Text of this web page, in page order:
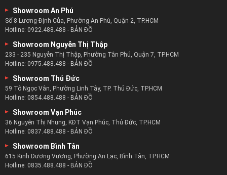
Showroom An Phú
Số 8 Lương Định Của, Phường An Phú, Quận 2, TP.HCM
Hotline: 0922.488.488 - BẢN ĐỒ
Showroom Nguyễn Thị Thập
233 - 235 Nguyễn Thị Thập, Phường Tân Phú, Quận 7, TP.HCM
Hotline: 0975.488.488 - BẢN ĐỒ
Showroom Thủ Đức
59 Tô Ngọc Vân, Phường Linh Tây, TP. Thủ Đức, TP.HCM
Hotline: 0854.488.488 - BẢN ĐỒ
Showroom Vạn Phúc
36 Nguyễn Thị Nhung, KĐT Vạn Phúc, Thủ Đức, TP.HCM
Hotline: 0837.488.488 - BẢN ĐỒ
Showroom Bình Tân
615 Kinh Dương Vương, Phường An Lạc, Bình Tân, TP.HCM
Hotline: 0835.488.488 - BẢN ĐỒ